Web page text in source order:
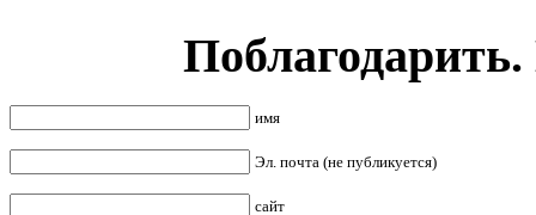
имя
Эл. почта (не публикуется)
сайт